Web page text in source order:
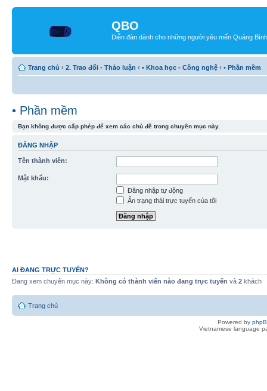
QBO
Diễn đàn dành cho những người yêu mến Quảng Bình
Trang chủ ‹ 2. Trao đổi - Thảo luận ‹ • Khoa học - Công nghệ ‹ • Phần mềm
• Phần mềm
Bạn không được cấp phép để xem các chủ đề trong chuyên mục này.
ĐĂNG NHẬP
Tên thành viên:
Mật khẩu:
Đăng nhập tự động
Ẩn trạng thái trực tuyến của tôi
AI ĐANG TRỰC TUYẾN?
Đang xem chuyên mục này: Không có thành viên nào đang trực tuyến và 2 khách
Trang chủ
Powered by
Vietnamese language